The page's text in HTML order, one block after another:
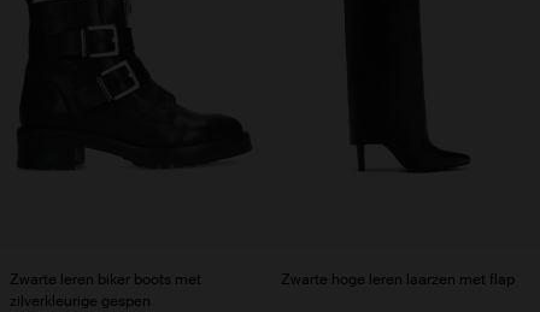
Zwarte leren biker boots met
zilverkleurige gespen
Zwarte hoge leren laarzen met flap